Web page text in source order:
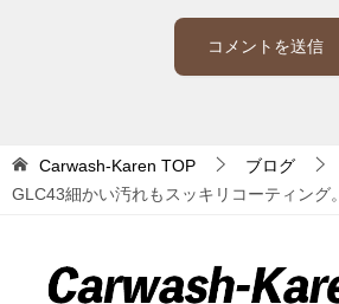
Carwash-Karen TOP
ブログ
GLC43細かい汚れもスッキリコーティング。